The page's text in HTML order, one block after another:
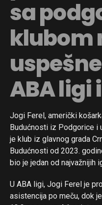
sa
klubom
ABA ligi
Jogi Ferel, američki
Budućnosti iz Podgorice i
je klub iz glavnog grada
Budućnosti od 2023.
bio je jedan od najvažnijih
U ABA ligi, Jogi Ferel je
asistencija po meču, dok